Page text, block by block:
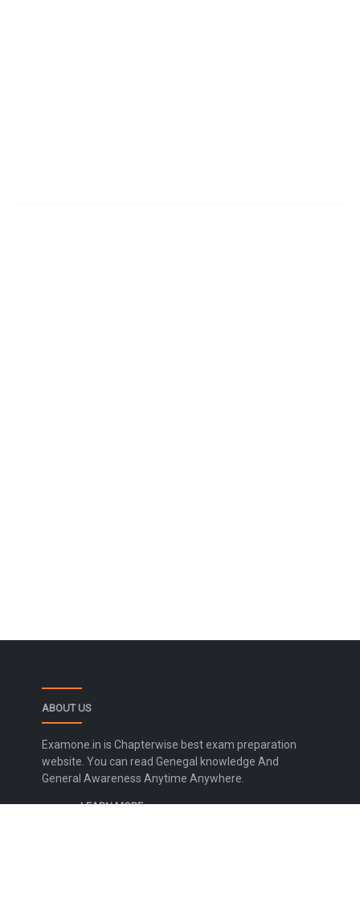
ABOUT US
Examone.in is Chapterwise best exam preparation
website. You can read Genegal knowledge And
General Awareness Anytime Anywhere.
LEARN MORE